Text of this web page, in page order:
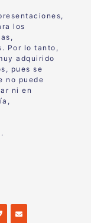
los
Por lo tanto,
adquirido
pues se
no puede
ni en